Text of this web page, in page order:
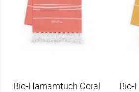
Bio-Hamamtuch Coral
Bio-